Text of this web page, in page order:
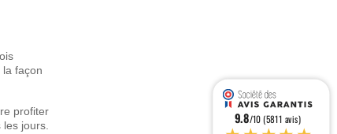
la façon
profiter
jours. 9.8/10 (5811 avis)